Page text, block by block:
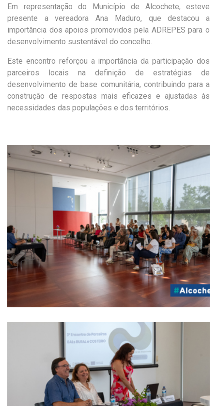
Em representação do Município de Alcochete, esteve
presente a vereadora Ana Maduro, que destacou a
importância dos apoios promovidos pela ADREPES para o
desenvolvimento sustentável do concelho.
Este encontro reforçou a importância da participação dos
parceiros locais na definição de estratégias de
desenvolvimento de base comunitária, contribuindo para a
construção de respostas mais eficazes e ajustadas às
necessidades das populações e dos territórios.